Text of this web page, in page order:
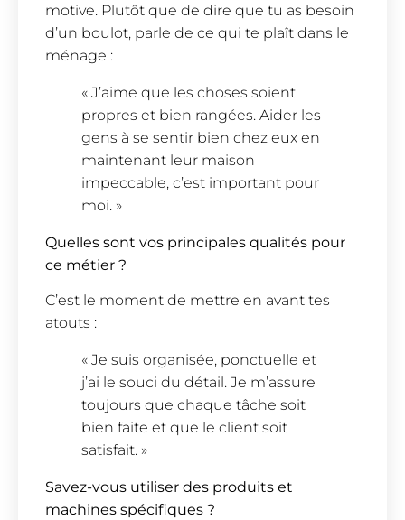
motive. Plutôt que de dire que tu as besoin
d’un boulot, parle de ce qui te plaît dans le
ménage :
« J’aime que les choses soient
propres et bien rangées. Aider les
gens à se sentir bien chez eux en
maintenant leur maison
impeccable, c’est important pour
moi. »
Quelles sont vos principales qualités pour
ce métier ?
C’est le moment de mettre en avant tes
atouts :
« Je suis organisée, ponctuelle et
j’ai le souci du détail. Je m’assure
toujours que chaque tâche soit
bien faite et que le client soit
satisfait. »
Savez-vous utiliser des produits et
machines spécifiques ?